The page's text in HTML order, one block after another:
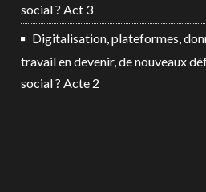
social ? Act 3
Digitalisation, plateformes,
travail en devenir, de nouveaux
social ? Acte 2